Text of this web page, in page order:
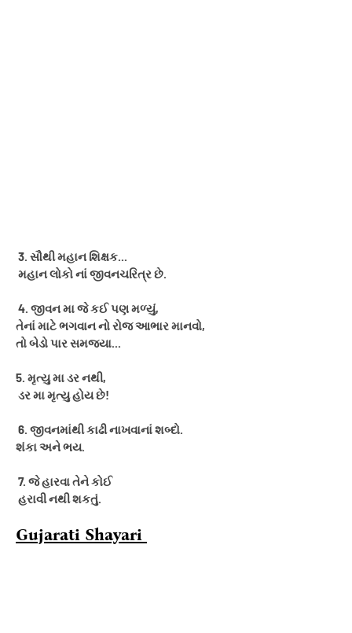
3. સૌથી મહાન શિક્ષક...
મહાન લોકો નાં જીવનચરિત્ર છે.
4. જીવન મા જે કઈ પણ મળ્યું,
તેનાં માટે ભગવાન નો રોજ આભાર માનવો,
તો બેડો પાર સમજ્યા...
5. મૃત્યુ મા ડર નથી,
ડર મા મૃત્યુ હોય છે!
6. જીવનમાંથી કાઢી નાખવાનાં શબ્દો.
શંકા અને ભય.
7. જે હારવા તેને કોઈ
હરાવી નથી શકતું.
Gujarati Shayari